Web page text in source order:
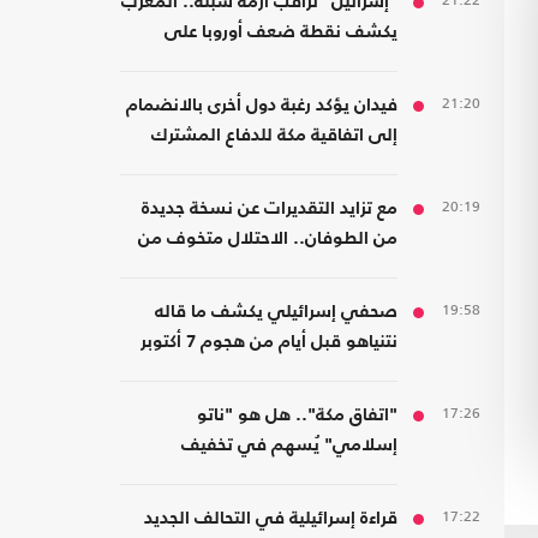
يكشف نقطة ضعف أوروبا على
21:20
فيدان يؤكد رغبة دول أخرى بالانضمام
إلى اتفاقية مكة للدفاع المشترك
20:19
مع تزايد التقديرات عن نسخة جديدة
من الطوفان.. الاحتلال متخوف من
19:58
صحفي إسرائيلي يكشف ما قاله
نتنياهو قبل أيام من هجوم 7 أكتوبر
17:26
"اتفاق مكة".. هل هو "ناتو
إسلامي" يُسهم في تخفيف
17:22 قراءة إسرائيلية في التحالف الجديد